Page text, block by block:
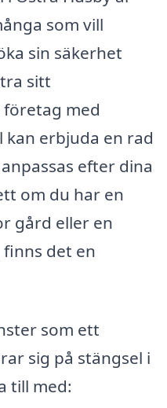
som vill
sin säkerhet
sitt
med
erbjuda en rad
efter dina
om du har en
gård eller en
det en
som ett
sig på stängsel i
till med: